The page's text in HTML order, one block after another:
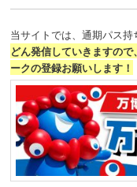
当サイトでは、通期パス持
どん発信していきますの
ークの登録お願いします！